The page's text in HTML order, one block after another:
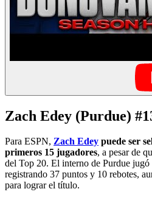
Zach Edey (Purdue)
Para ESPN, Zach Edey puede ser
primeros 15 jugadores, a pesar de
del Top 20. El interno de Purdue
registrando 37 puntos y 10 rebotes,
para lograr el título.